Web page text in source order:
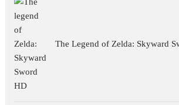
The Legend of Zelda: Skyward